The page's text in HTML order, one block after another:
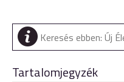
Tartalomjegyzék